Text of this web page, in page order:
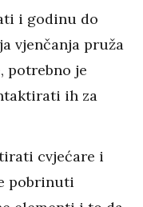
i godinu do
vjenčanja pruža
potrebno je
ih za
cvjećare i
pobrinuti